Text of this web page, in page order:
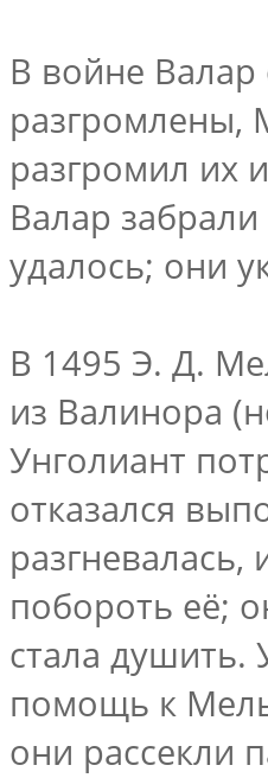
В войне
разгромлены,
разгромил их
Валар
удалось; они
В 1495 Э. Д.
из Валинора
Унголиант
отказался
побороть её;
стала душить.
помощь к
они рассекли